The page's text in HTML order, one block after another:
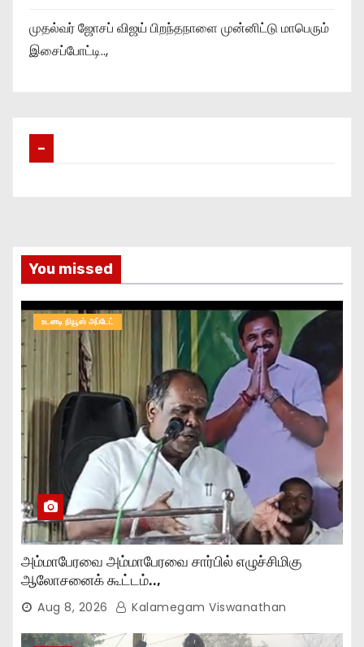
முதல்வர் ஜோசப் விஜய் பிறந்தநாளை முன்னிட்டு மாபெரும்
இசைப்போட்டி..,
–
You missed
உடனடி நியூஸ் அப்டேட்
அம்மாபேரவை அம்மாபேரவை சார்பில் எழுச்சிமிகு
ஆலோசனைக் கூட்டம்..,
Aug 8, 2026 Kalamegam Viswanathan